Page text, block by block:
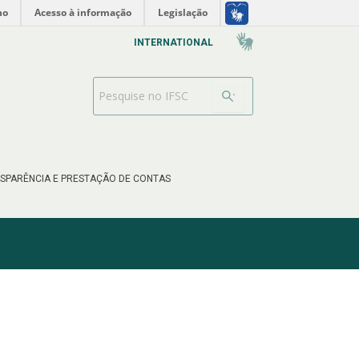
Acesso à informação Legislação
E PRESTAÇÃO DE CONTAS
INTERNATIONAL
Barra de busca